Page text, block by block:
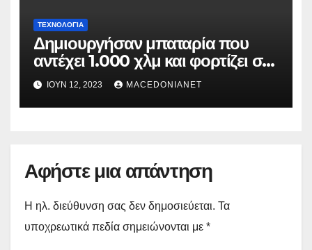
ΤΕΧΝΟΛΟΓΊΑ
Δημιουργήσαν μπαταρία που
αντέχει 1.000 χλμ και φορτίζει σε
6 λεπτά
ΙΟΎΝ 12, 2023 MACEDONIANET
Αφήστε μια απάντηση
Η ηλ. διεύθυνση σας δεν δημοσιεύεται. Τα
υποχρεωτικά πεδία σημειώνονται με *